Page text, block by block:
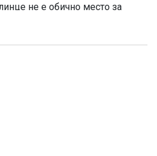
не е обично место за
секој збор има поголема
македонскиот народ. Затоа